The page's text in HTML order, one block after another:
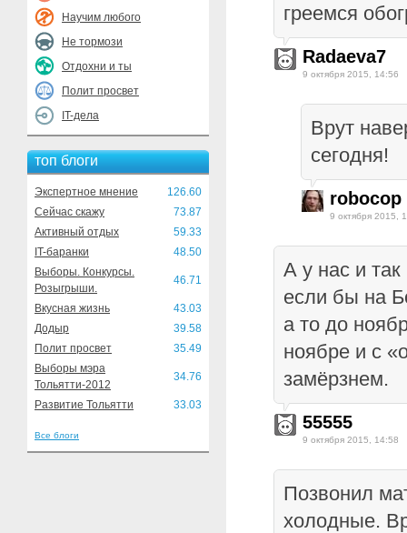
Научим любого
Не тормози
Отдохни и ты
Полит просвет
IT-дела
топ блоги
Экспертное мнение
126.60
Сейчас скажу
73.87
Активный отдых
59.33
IT-баранки
48.50
Выборы. Конкурсы.
Розыгрыши.
46.71
Вкусная жизнь
43.03
Додыр
39.58
Полит просвет
35.49
Выборы мэра
Тольятти-2012
34.76
Развитие Тольятти 33.03
Все блоги
греемся
Radaeva7
9 октября 2015, 14:56
Врут
сегодня!
robocop
9 октября 2015,
А у нас и
если бы на
а то до
ноябре и с
замёрзнем.
55555
9 октября 2015, 14:58
Позвонил
холодные.